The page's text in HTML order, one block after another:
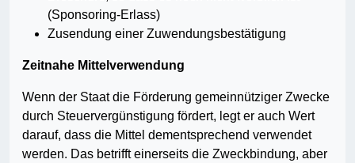
(Sponsoring-Erlass)
Zusendung einer Zuwendungsbestätigung
Zeitnahe Mittelverwendung
Wenn der Staat die Förderung gemeinnütziger Zwecke
durch Steuervergünstigung fördert, legt er auch Wert
darauf, dass die Mittel dementsprechend verwendet
werden. Das betrifft einerseits die Zweckbindung, aber